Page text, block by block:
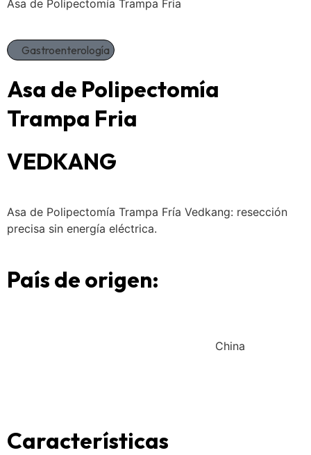
Asa de Polipectomía Trampa Fria
Gastroenterología
Asa de Polipectomía
Trampa Fria
VEDKANG
Asa de Polipectomía Trampa Fría Vedkang: resección
precisa sin energía eléctrica.
País de origen:
China
Características